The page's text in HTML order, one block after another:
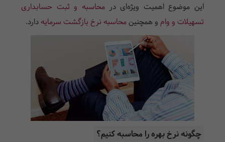
این موضوع اهمیت ویژه‌ای درمحاسبه و ثبت حسابداری
تسهیلات و وام و همچنینمحاسبه نرخ بازگشت سرمایهدارد.
چگونه نرخ بهره را محاسبه کنیم؟